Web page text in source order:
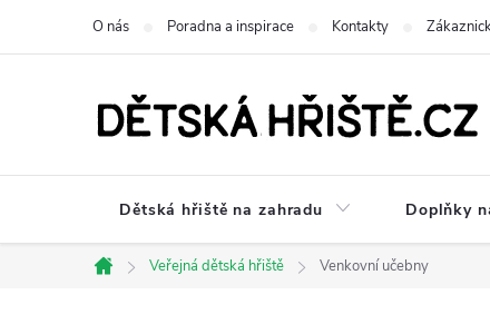
O nás Poradna a inspirace Kontakty
Dětská hřiště na zahradu Doplňky
Domů
Veřejná dětská hřiště Venkovní učebny